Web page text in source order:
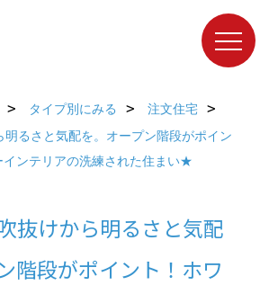
タイプ別にみる
注文住宅
明るさと気配を。オープン階段がポイン
インテリアの洗練された住まい★
抜けから明るさと気配
階段がポイント！ホワ